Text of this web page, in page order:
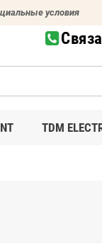
условия
TDM